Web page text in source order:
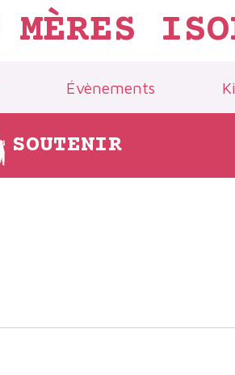
Évènements
SOUTENIR